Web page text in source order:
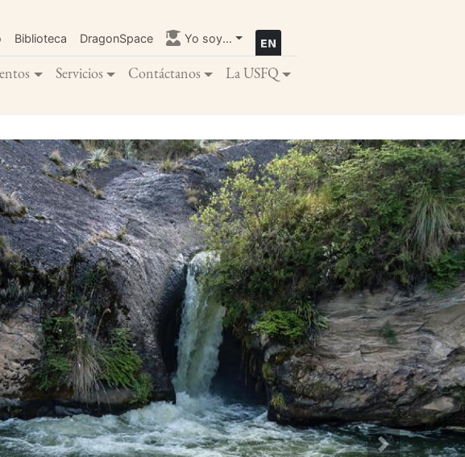
Biblioteca DragonSpace Yo soy...
Servicios Contáctanos La USFQ
Next